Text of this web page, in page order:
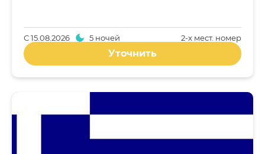
2-x мест. номер
С15.08.2026 5 ночей
Уточнить